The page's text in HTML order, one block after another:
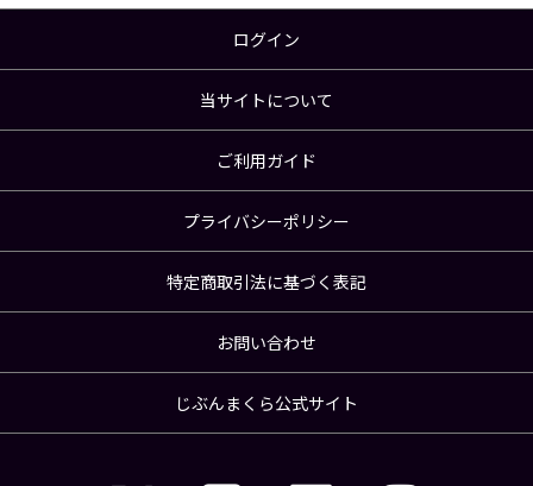
ログイン
当サイトについて
ご利用ガイド
プライバシーポリシー
特定商取引法に基づく表記
お問い合わせ
じぶんまくら公式サイト